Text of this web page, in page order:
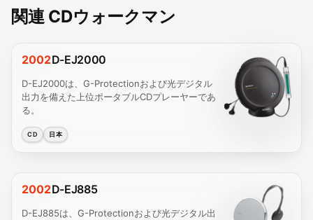
関連 CDウォークマン
2002D-EJ2000
D-EJ2000は、G-Protectionおよび光デジタル
出力を備えた上位ポータブルCDプレーヤーであ
る。
CD 日本
2002D-EJ885
D-EJ885は、G-Protectionおよび光デジタル出